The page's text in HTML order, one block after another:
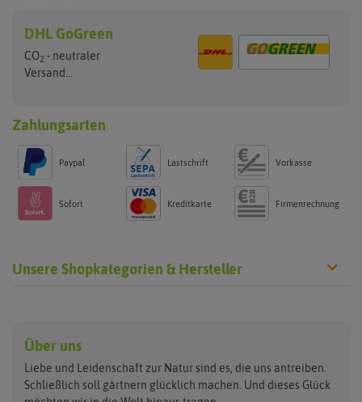
DHL GoGreen
CO2 - neutraler
Versand...
Zahlungsarten
Paypal Lastschrift Vorkasse
Sofort Kreditkarte Firmenrechnung
Unsere Shopkategorien & Hersteller
Anzuchtschalen
Beleuchtung
Keimsprossen
Benary
Buzzy Seeds FLORTUS
Über uns
Liebe und Leidenschaft zur Natur sind es, die uns antreiben.
Schließlich soll gärtnern glücklich machen. Und dieses Glück